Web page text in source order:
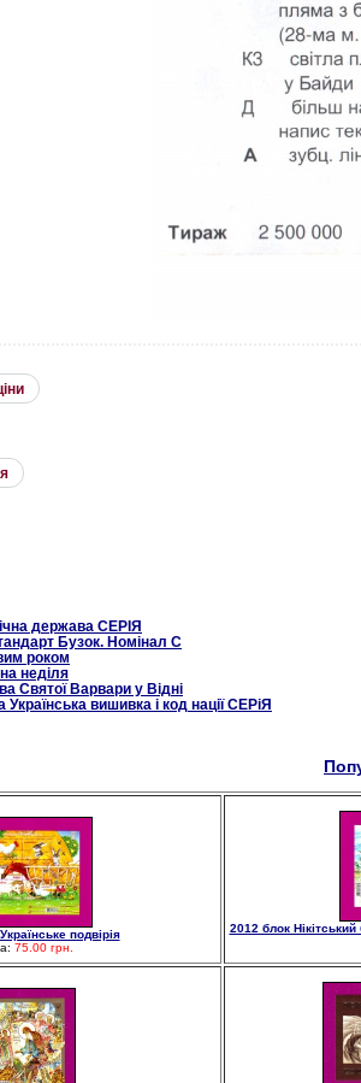
держава СЕРІЯ
Бузок. Номінал С
роком
неділя
Святої Варвари у Відні
вишивка і код нації СЕРіЯ
подвірія
75.00 грн.
2012 блок